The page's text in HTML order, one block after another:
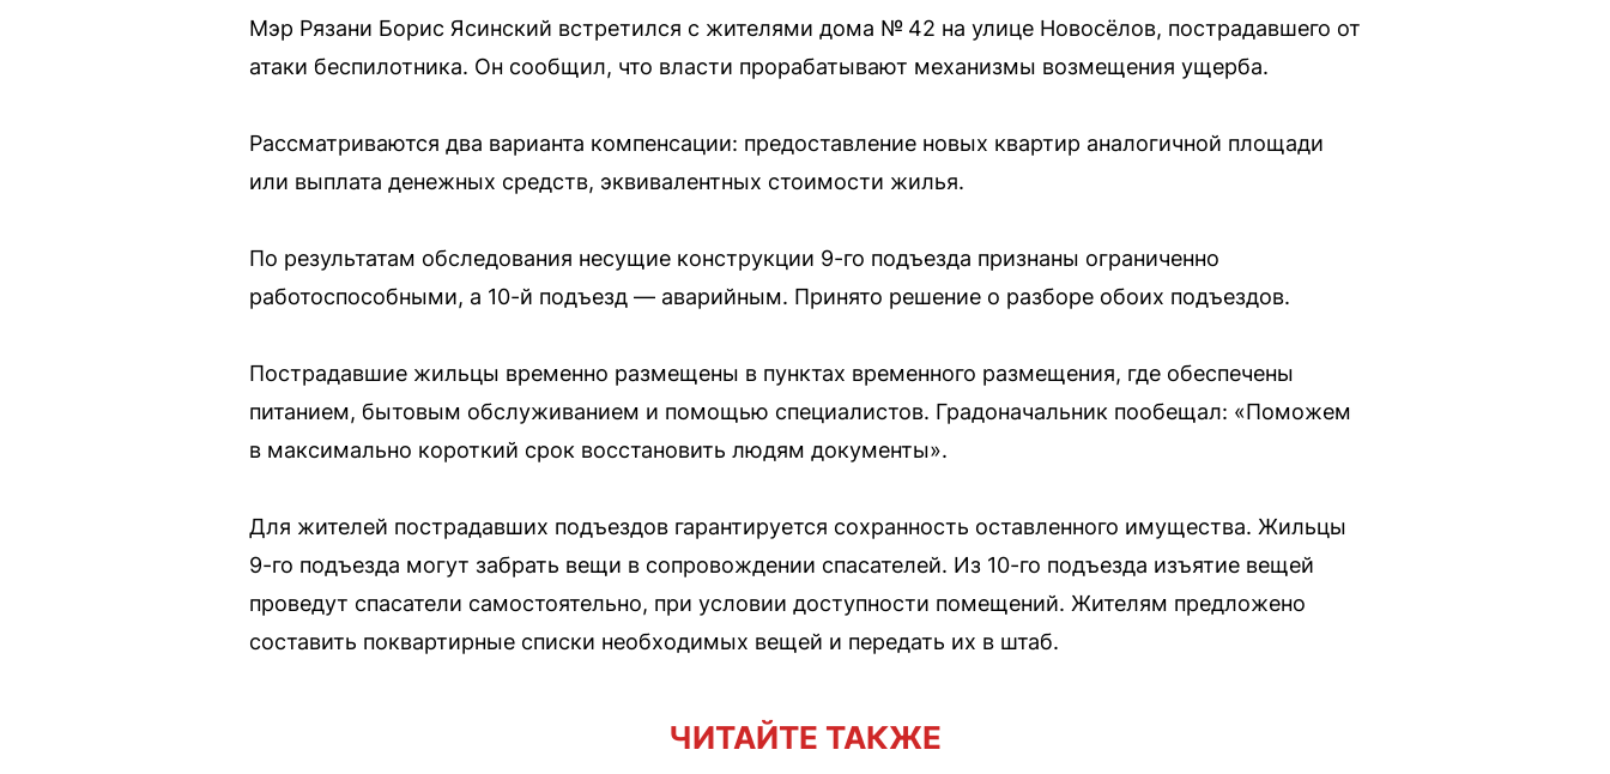
Мэр Рязани Борис Ясинский встретился с жителями дома № 42 на улице Новосёлов, пострадавшего от
атаки беспилотника. Он сообщил, что власти прорабатывают механизмы возмещения ущерба.
Рассматриваются два варианта компенсации: предоставление новых квартир аналогичной площади
или выплата денежных средств, эквивалентных стоимости жилья.
По результатам обследования несущие конструкции 9-го подъезда признаны ограниченно
работоспособными, а 10-й подъезд — аварийным. Принято решение о разборе обоих подъездов.
Пострадавшие жильцы временно размещены в пунктах временного размещения, где обеспечены
питанием, бытовым обслуживанием и помощью специалистов. Градоначальник пообещал: «Поможем
в максимально короткий срок восстановить людям документы».
Для жителей пострадавших подъездов гарантируется сохранность оставленного имущества. Жильцы
9-го подъезда могут забрать вещи в сопровождении спасателей. Из 10-го подъезда изъятие вещей
проведут спасатели самостоятельно, при условии доступности помещений. Жителям предложено
составить поквартирные списки необходимых вещей и передать их в штаб.
ЧИТАЙТЕ ТАКЖЕ